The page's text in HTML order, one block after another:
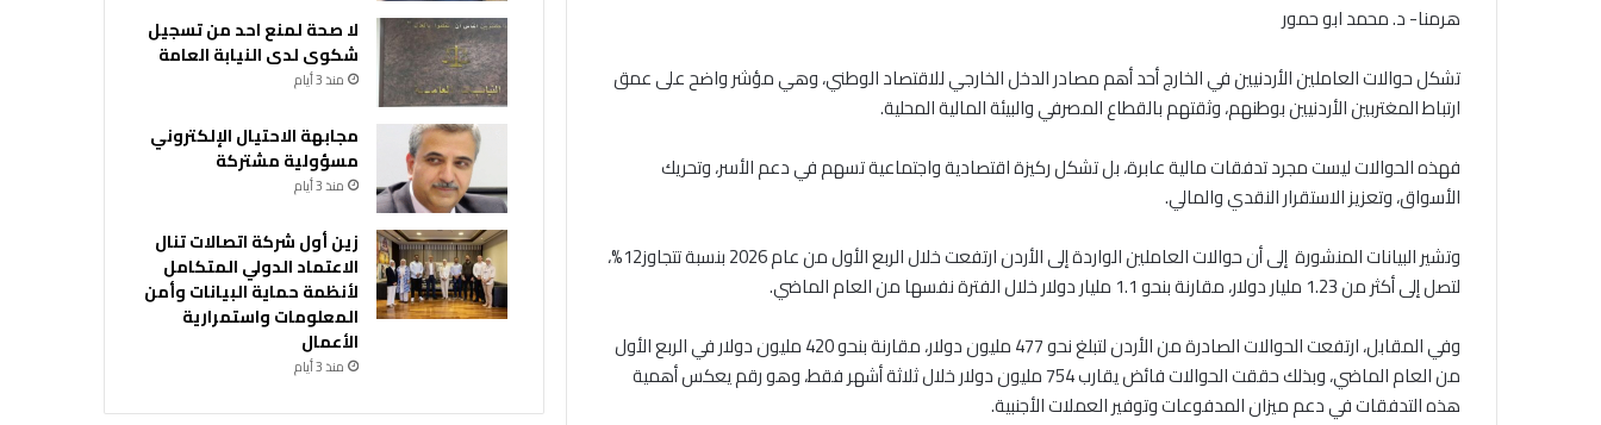
هرمنا- د. محمد ابو حمور
تشكل حوالات العاملين الأردنيين في الخارج أحد أهم مصادر الدخل الخارجي للاقتصاد الوطني، وهي مؤشر واضح على عمق
ارتباط المغتربين الأردنيين بوطنهم، وثقتهم بالقطاع المصرفي والبيئة المالية المحلية.
فهذه الحوالات ليست مجرد تدفقات مالية عابرة، بل تشكل ركيزة اقتصادية واجتماعية تسهم في دعم الأسر، وتحريك
الأسواق، وتعزيز الاستقرار النقدي والمالي.
وتشير البيانات المنشورة إلى أن حوالات العاملين الواردة إلى الأردن ارتفعت خلال الربع الأول من عام 2026 بنسبة تتجاوز12%،
لتصل إلى أكثر من 1.23 مليار دولار، مقارنة بنحو 1.1 مليار دولار خلال الفترة نفسها من العام الماضي.
وفي المقابل، ارتفعت الحوالات الصادرة من الأردن لتبلغ نحو 477 مليون دولار، مقارنة بنحو 420 مليون دولار في الربع الأول
من العام الماضي، وبذلك حققت الحوالات فائض يقارب 754 مليون دولار خلال ثلاثة أشهر فقط، وهو رقم يعكس أهمية
هذه التدفقات في دعم ميزان المدفوعات وتوفير العملات الأجنبية.
لا صحة لمنع احد من تسجيل
شكوى لدى النيابة العامة
منذ 3 أيام
مجابهة الاحتيال الإلكتروني
مسؤولية مشتركة
منذ 3 أيام
زين أول شركة اتصالات تنال
الاعتماد الدولي المتكامل
لأنظمة حماية البيانات وأمن
المعلومات واستمرارية
الأعمال
منذ 3 أيام